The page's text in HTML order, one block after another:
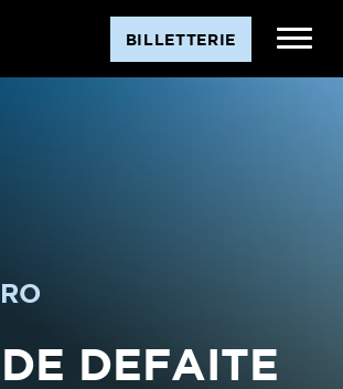
BILLETTERIE
DEFAITE